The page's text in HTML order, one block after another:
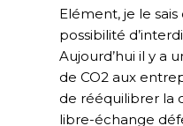
Elément, je le
possibilité
Aujourd’hui il y a
de CO2 aux
de rééquilibrer la
libre-échange